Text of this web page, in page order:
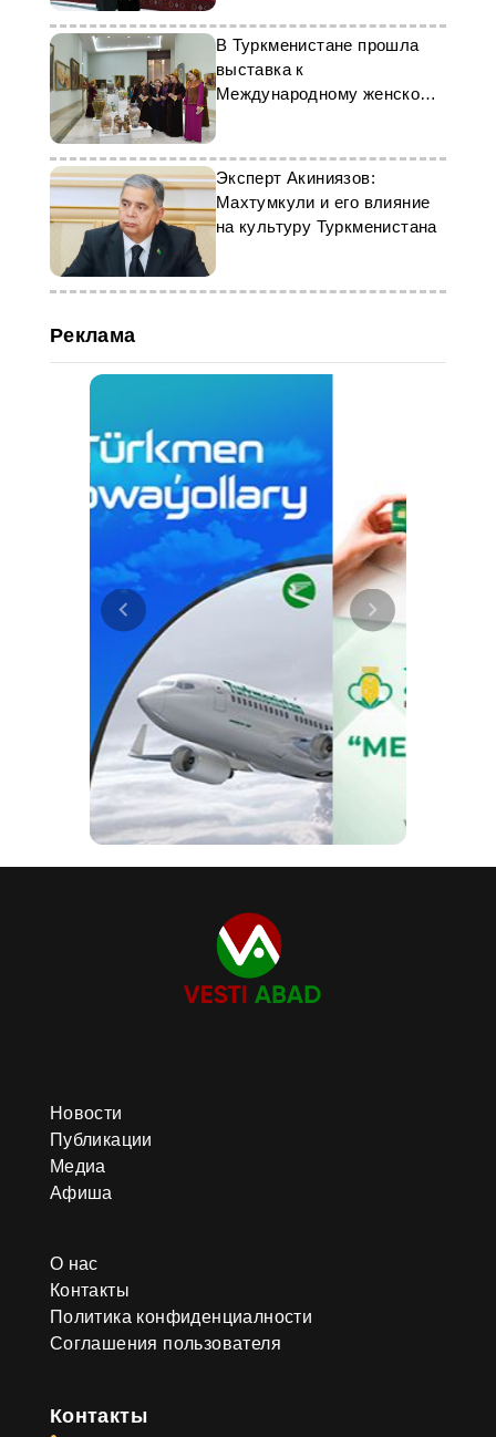
В Туркменистане прошла
выставка к
Международному женскому
дню
Эксперт Акиниязов:
Махтумкули и его влияние
на культуру Туркменистана
Реклама
Новости
Публикации
Медиа
Афиша
О нас
Контакты
Политика конфиденциалности
Соглашения пользователя
Контакты